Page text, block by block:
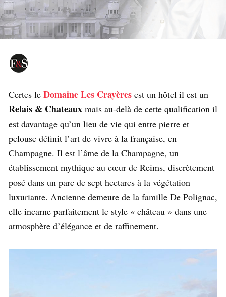
Certes le Domaine Les Crayères est un hôtel il est un
Relais & Chateaux mais au-delà de cette qualification il
est davantage qu’un lieu de vie qui entre pierre et
pelouse définit l’art de vivre à la française, en
Champagne. Il est l’âme de la Champagne, un
établissement mythique au cœur de Reims, discrètement
posé dans un parc de sept hectares à la végétation
luxuriante. Ancienne demeure de la famille De Polignac,
elle incarne parfaitement le style « château » dans une
atmosphère d’élégance et de raffinement.